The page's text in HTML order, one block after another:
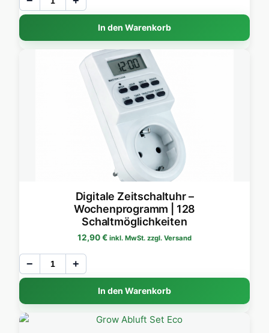
In den Warenkorb
Digitale Zeitschaltuhr –
Wochenprogramm | 128
Schaltmöglichkeiten
12,90€ inkl. MwSt. zzgl. Versand
− +
In den Warenkorb